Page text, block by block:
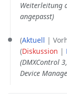
Weiterleitung
angepasst
Mai
2014
Aktuell
Diskussion
DMXControl
Device